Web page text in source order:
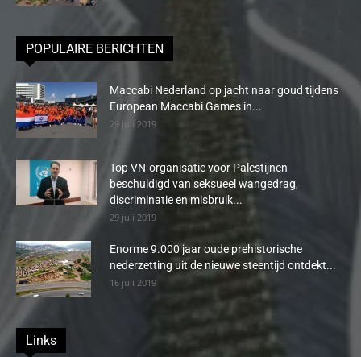
POPULAIRE BERICHTEN
Maccabi Nederland op jacht naar goud tijdens
European Maccabi Games in...
29 juli 2019
Top VN-organisatie voor Palestijnen
beschuldigd van seksueel wangedrag,
discriminatie en misbruik...
29 juli 2019
Enorme 9.000 jaar oude prehistorische
nederzetting uit de nieuwe steentijd ontdekt...
16 juli 2019
Links